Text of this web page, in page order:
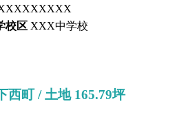
校区 XXX中学校
西町 / 土地 165.79坪